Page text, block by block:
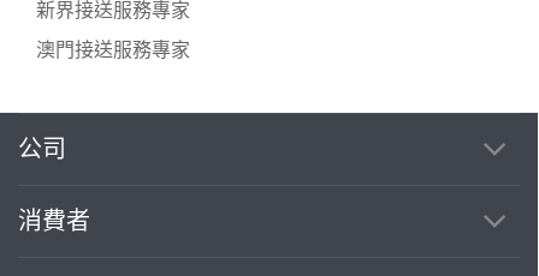
新界接送服務專家
澳門接送服務專家
公司
消費者